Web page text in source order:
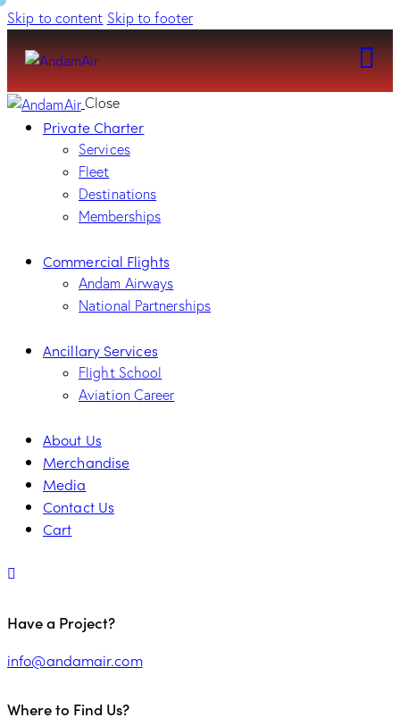
Skip to content Skip to footer
Close
Private Charter
Services
Fleet
Destinations
Memberships
Commercial Flights
Andam Airways
National Partnerships
Ancillary Services
Flight School
Aviation Career
About Us
Merchandise
Media
Contact Us
Cart
Have a Project?
info@andamair.com
Where to Find Us?